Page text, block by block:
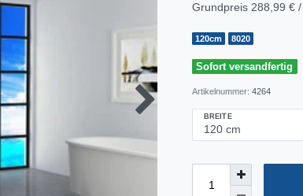
Grundpreis 288,99 €
120cm 8020
Sofort versandfertig
Artikelnummer: 4264
BREITE